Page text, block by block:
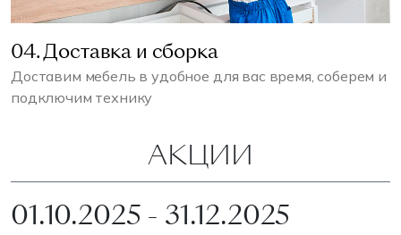
04. Доставка и сборка
Доставим мебель в удобное для вас время, соберем и
подключим технику
АКЦИИ
01.10.2025 - 31.12.2025